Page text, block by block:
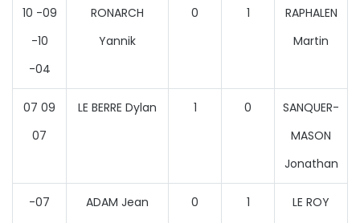
10 -09
-10
-04
RONARCH
Yannik
0 1
RAPHALEN
Martin
07 09
07
LE BERRE Dylan 1 0
SANQUER-
MASON
Jonathan
-07
ADAM Jean 0 1
LE ROY